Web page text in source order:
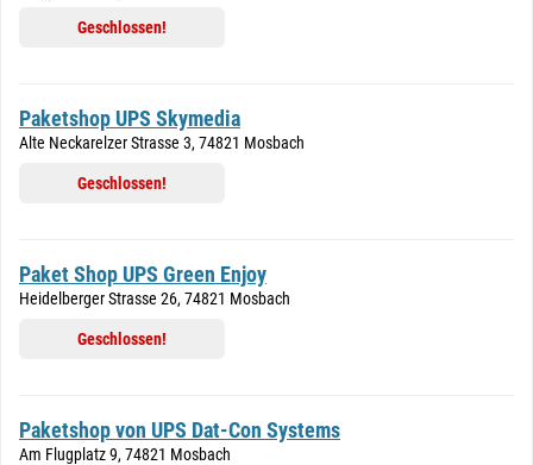
Geschlossen!
Paketshop UPS Skymedia
Alte Neckarelzer Strasse 3, 74821 Mosbach
Geschlossen!
Paket Shop UPS Green Enjoy
Heidelberger Strasse 26, 74821 Mosbach
Geschlossen!
Paketshop von UPS Dat-Con Systems
Am Flugplatz 9, 74821 Mosbach